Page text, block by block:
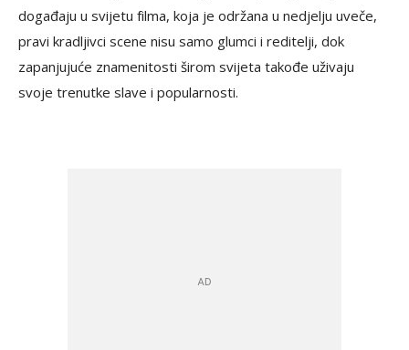
događaju u svijetu filma, koja je održana u nedjelju uveče,
pravi kradljivci scene nisu samo glumci i reditelji, dok
zapanjujuće znamenitosti širom svijeta takođe uživaju
svoje trenutke slave i popularnosti.